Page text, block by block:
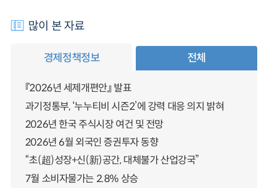
많이 본 자료
경제정책정보 전체
『2026년 세제개편안』 발표
과기정통부, ‘누누티비 시즌2’에 강력 대응 의지 밝혀
2026년 한국 주식시장 여건 및 전망
2026년 6월 외국인 증권투자 동향
“초(超)성장+신(新)공간, 대체불가 산업강국”
7월 소비자물가는 2.8% 상승